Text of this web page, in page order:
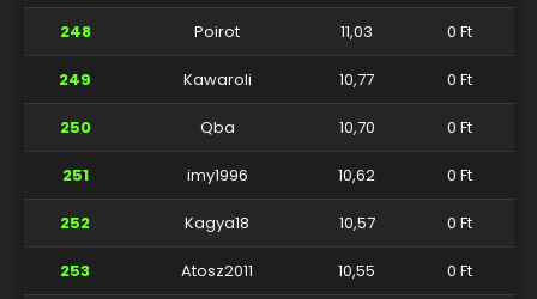
248 Poirot 11,03 0 Ft
249 Kawaroli 10,77 0 Ft
250 Qba 10,70 0 Ft
251 imy1996 10,62 0 Ft
252 Kagya18 10,57 0 Ft
253 Atosz2011 10,55 0 Ft